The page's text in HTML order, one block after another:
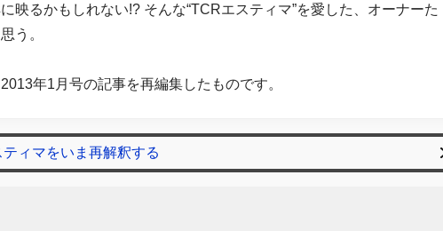
映るかもしれない!? そんな“TCRエスティマ”を愛した、オーナーた
う。
年1月号の記事を再編集したものです。
ィマをいま再解釈する